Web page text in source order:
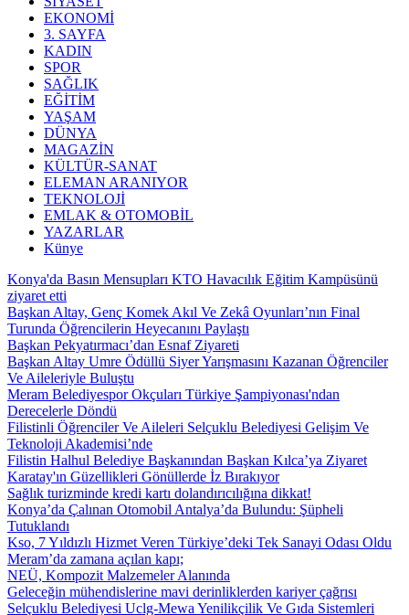
EKONOMİ
3. SAYFA
KADIN
SPOR
SAĞLIK
EĞİTİM
YAŞAM
DÜNYA
MAGAZİN
KÜLTÜR-SANAT
ELEMAN ARANIYOR
TEKNOLOJİ
EMLAK & OTOMOBİL
YAZARLAR
Künye
Konya'da Basın Mensupları KTO Havacılık Eğitim Kampüsünü
ziyaret etti
Başkan Altay, Genç Komek Akıl Ve Zekâ Oyunları’nın Final
Turunda Öğrencilerin Heyecanını Paylaştı
Başkan Pekyatırmacı’dan Esnaf Ziyareti
Başkan Altay Umre Ödüllü Siyer Yarışmasını Kazanan Öğrenciler
Ve Aileleriyle Buluştu
Meram Belediyespor Okçuları Türkiye Şampiyonası'ndan
Derecelerle Döndü
Filistinli Öğrenciler Ve Aileleri Selçuklu Belediyesi Gelişim Ve
Teknoloji Akademisi’nde
Filistin Halhul Belediye Başkanından Başkan Kılca’ya Ziyaret
Karatay'ın Güzellikleri Gönüllerde İz Bırakıyor
Sağlık turizminde kredi kartı dolandırıcılığına dikkat!
Konya’da Çalınan Otomobil Antalya’da Bulundu: Şüpheli
Tutuklandı
Kso, 7 Yıldızlı Hizmet Veren Türkiye’deki Tek Sanayi Odası Oldu
Meram’da zamana açılan kapı;
NEÜ, Kompozit Malzemeler Alanında
Geleceğin mühendislerine mavi derinliklerden kariyer çağrısı
Selçuklu Belediyesi Uclg-Mewa Yenilikçilik Ve Gıda Sistemleri